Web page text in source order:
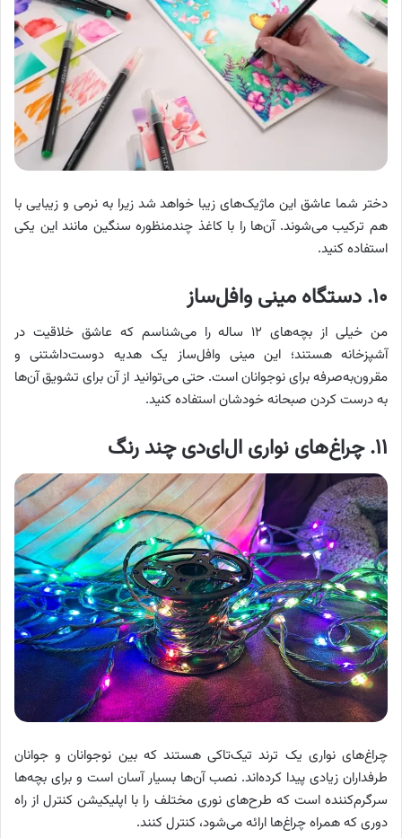
دختر شما عاشق این ماژیک‌های زیبا خواهد شد زیرا به نرمی و زیبایی با
هم ترکیب می‌شوند. آن‌ها را با کاغذ چندمنظوره سنگین مانند این یکی
استفاده کنید.
۱۰. دستگاه مینی وافل‌ساز
من خیلی از بچه‌های ۱۲ ساله را می‌شناسم که عاشق خلاقیت در
آشپزخانه هستند؛ این مینی وافل‌ساز یک هدیه دوست‌داشتنی و
مقرون‌به‌صرفه برای نوجوانان است. حتی می‌توانید از آن برای تشویق آن‌ها
به درست کردن صبحانه خودشان استفاده کنید.
۱۱. چراغ‌های نواری ال‌ای‌دی چند رنگ
چراغ‌های نواری یک ترند تیک‌تاکی هستند که بین نوجوانان و جوانان
طرفداران زیادی پیدا کرده‌اند. نصب آن‌ها بسیار آسان است و برای بچه‌ها
سرگرم‌کننده است که طرح‌های نوری مختلف را با اپلیکیشن کنترل از راه
دوری که همراه چراغ‌ها ارائه می‌شود، کنترل کنند.